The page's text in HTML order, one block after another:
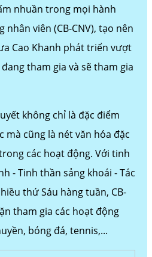
nhuần trong mọi hành
nhân viên (CB-CNV), tạo nên
Cao Khanh phát triển vượt
tham gia và sẽ tham gia
không chỉ là đặc điểm
mà cũng là nét văn hóa đặc
các hoạt động. Với tinh
- Tinh thần sảng khoái - Tác
thứ Sáu hàng tuần, CB-
tham gia các hoạt động
bóng đá, tennis,...